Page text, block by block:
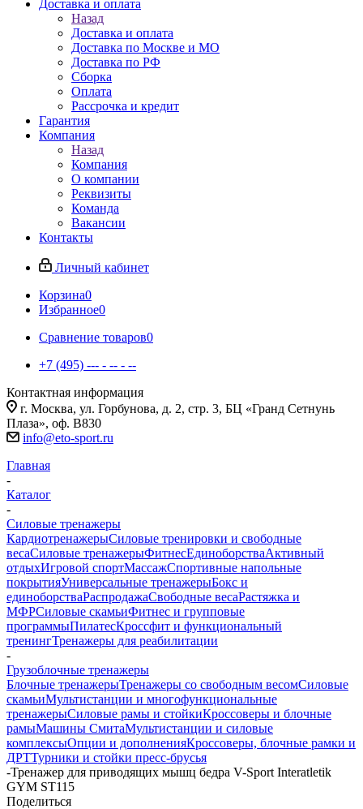
Доставка и оплата
Назад
Доставка и оплата
Доставка по Москве и МО
Доставка по РФ
Сборка
Оплата
Рассрочка и кредит
Гарантия
Компания
Назад
Компания
О компании
Реквизиты
Команда
Вакансии
Контакты
Личный кабинет
Корзина0
Избранное0
Сравнение товаров0
+7 (495) --- - -- - --
Контактная информация
г. Москва, ул. Горбунова, д. 2, стр. 3, БЦ «Гранд Сетнунь
Плаза», оф. В830
info@eto-sport.ru
Главная
-
Каталог
-
Силовые тренажеры
КардиотренажерыСиловые тренировки и свободные
весаСиловые тренажерыФитнесЕдиноборстваАктивный
отдыхИгровой спортМассажСпортивные напольные
покрытияУниверсальные тренажерыБокс и
единоборстваРаспродажаСвободные весаРастяжка и
МФРСиловые скамьиФитнес и групповые
программыПилатесКроссфит и функциональный
тренингТренажеры для реабилитации
-
Грузоблочные тренажеры
Блочные тренажерыТренажеры со свободным весомСиловые
скамьиМультистанции и многофункциональные
тренажерыСиловые рамы и стойкиКроссоверы и блочные
рамыМашины СмитаМультистанции и силовые
комплексыОпции и дополненияКроссоверы, блочные рамки и
ДРТТурники и стойки пресс-брусья
-Тренажер для приводящих мышц бедра V-Sport Interatletik
GYM ST115
Поделиться